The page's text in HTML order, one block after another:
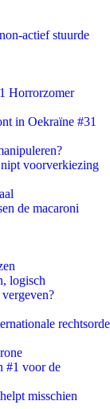
actief stuurde
Horrorzomer
in Oekraïne #31
voorverkiezing
de macaroni
logisch
rechtsorde
#1 voor de
misschien